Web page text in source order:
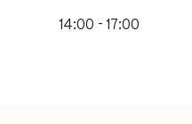
14:00 - 17:00